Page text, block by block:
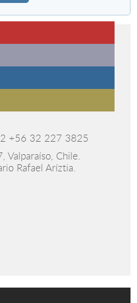
+56 32 227 3825
Valparaíso, Chile.
Rafael Aríztia.